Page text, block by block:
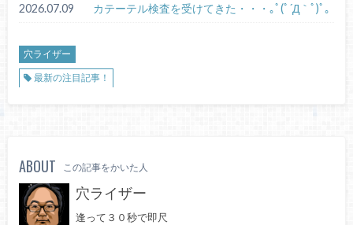
2026.07.09 カテーテル検査を受けてきた・・・｡ﾟ(ﾟ´Д｀ﾟ)ﾟ｡
穴ライザー
最新の注目記事！
ABOUT この記事をかいた人
穴ライザー
逢って３０秒で即尺